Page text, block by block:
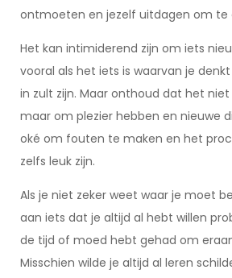
ontmoeten en jezelf uitdagen om te
Het kan intimiderend zijn om iets
vooral als het iets is waarvan je
in zult zijn. Maar onthoud dat het
maar om plezier hebben en nieuwe
oké om fouten te maken en het
zelfs leuk zijn.
Als je niet zeker weet waar je moet
aan iets dat je altijd al hebt willen
de tijd of moed hebt gehad om
Misschien wilde je altijd al leren